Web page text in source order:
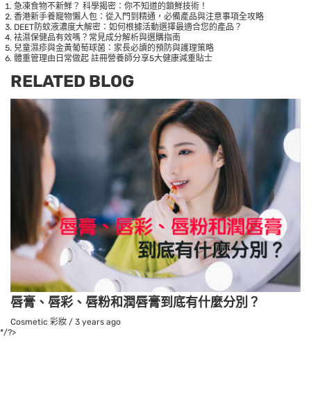
急凍食物不新鮮？ 科學揭密：你不知道的鎖鮮技術！
香港新手養寵物懶人包：從入門到精通，必備產品與注意事項全攻略
DEET防蚊液濃度大解密：如何根據活動選擇最適合您的產品？
袪濕保健品有效嗎？常見成分解析與選購指南
兒童濕疹與金黃葡萄球菌：家長必讀的預防與護理策略
體重管理由日常做起 註冊營養師分享5大健康減重貼士
RELATED BLOG
唇膏、唇彩、唇粉和潤唇膏到底有什麼分別？
Cosmetic 彩妝 / 3 years ago
*/?>